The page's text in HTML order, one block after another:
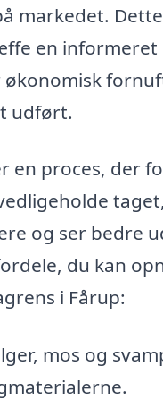
markedet.
en informeret
økonomisk
udført.
en proces, der
og ser bedre
du kan
i Fårup:
mos og